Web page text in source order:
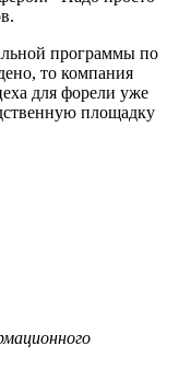
программы по
то компания
для форели уже
площадку